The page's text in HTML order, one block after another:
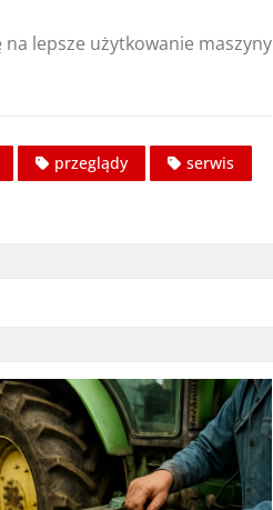
lepsze użytkowanie maszyny
przeglądy
serwis